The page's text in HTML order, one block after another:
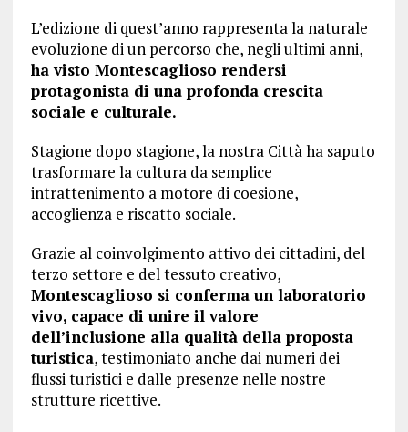
L’edizione di quest’anno rappresenta la naturale
evoluzione di un percorso che, negli ultimi anni,
ha visto Montescaglioso rendersi
protagonista di una profonda crescita
sociale e culturale.
Stagione dopo stagione, la nostra Città ha saputo
trasformare la cultura da semplice
intrattenimento a motore di coesione,
accoglienza e riscatto sociale.
Grazie al coinvolgimento attivo dei cittadini, del
terzo settore e del tessuto creativo,
Montescaglioso si conferma un laboratorio
vivo, capace di unire il valore
dell’inclusione alla qualità della proposta
turistica, testimoniato anche dai numeri dei
flussi turistici e dalle presenze nelle nostre
strutture ricettive.